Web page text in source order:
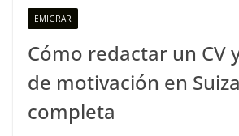
EMIGRAR
Cómo redactar un CV
de motivación en
completa